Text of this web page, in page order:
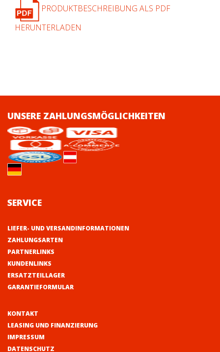
PRODUKTBESCHREIBUNG ALS PDF
HERUNTERLADEN
UNSERE ZAHLUNGSMÖGLICHKEITEN
SERVICE
LIEFER- UND VERSANDINFORMATIONEN
ZAHLUNGSARTEN
PARTNERLINKS
KUNDENLINKS
ERSATZTEILLAGER
GARANTIEFORMULAR
KONTAKT
LEASING UND FINANZIERUNG
IMPRESSUM
DATENSCHUTZ